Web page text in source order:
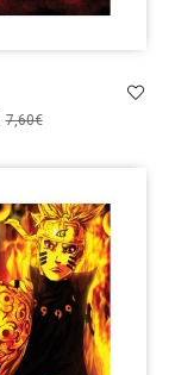
7,60€